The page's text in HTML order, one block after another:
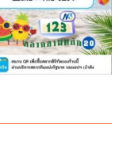
แวดล้อม
ปลอดภัย
ยั่งยืน